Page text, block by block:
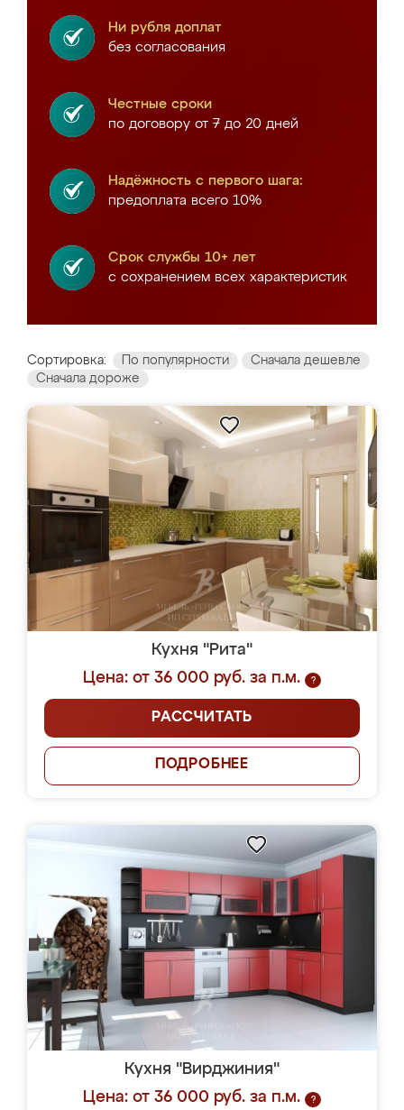
Ни рубля доплат
без согласования
Честные сроки
по договору от 7 до 20 дней
Надёжность с первого шага:
предоплата всего 10%
Срок службы 10+ лет
с сохранением всех характеристик
Сортировка: По популярности
Сначала дешевле
Сначала дороже
Кухня "Рита"
Цена: от 36 000 руб. за п.м.
?
РАССЧИТАТЬ
ПОДРОБНЕЕ
Кухня "Вирджиния"
Цена: от 36 000 руб. за п.м.
?